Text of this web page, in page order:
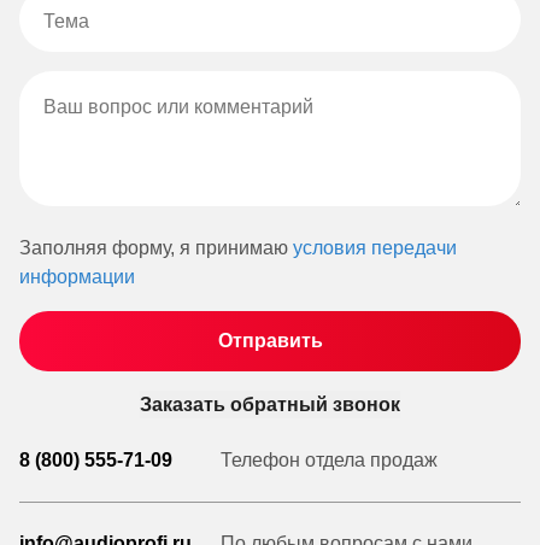
Заполняя форму, я принимаю условия передачи
информации
Заказать обратный звонок
8 (800) 555-71-09 Телефон отдела продаж